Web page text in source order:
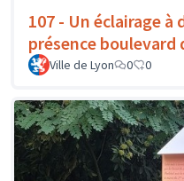
107 - Un éclairage à
présence boulevard
Ville de Lyon 0 0